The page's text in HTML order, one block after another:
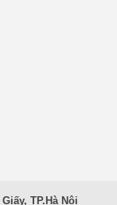
TP.Hà Nội